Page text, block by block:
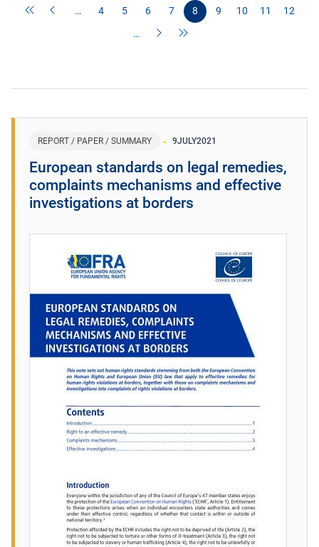
… 4 5 6 7 8 9 10 11
12
…
REPORT / PAPER / SUMMARY 9JULY2021
European standards on legal remedies,
complaints mechanisms and effective
investigations at borders